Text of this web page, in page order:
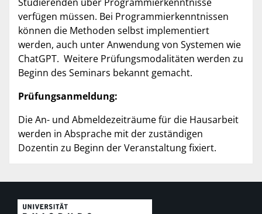
verfügen müssen. Bei Programmierkenntnissen
können die Methoden selbst implementiert
werden, auch unter Anwendung von Systemen wie
ChatGPT. Weitere Prüfungsmodalitäten werden zu
Beginn des Seminars bekannt gemacht.
Prüfungsanmeldung:
Die An- und Abmeldezeiträume für die Hausarbeit
werden in Absprache mit der zuständigen
Dozentin zu Beginn der Veranstaltung fixiert.